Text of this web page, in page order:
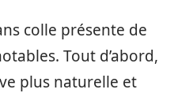
colle présente de
Tout d’abord,
plus naturelle et